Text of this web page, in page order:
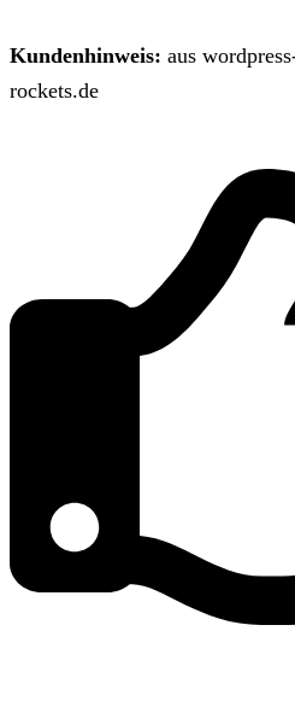
Kundenhinweis: aus
rockets.de